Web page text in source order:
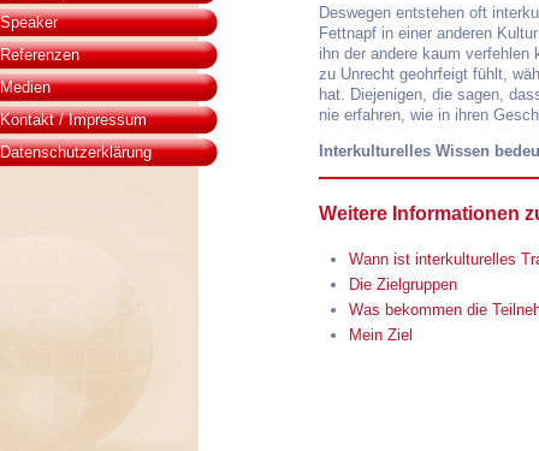
Speaker
Referenzen
Medien
Kontakt / Impressum
Datenschutzerklärung
Deswegen entstehen oft
Fettnapf in einer anderen
ihn der andere kaum
zu Unrecht geohrfeigt fühlt,
hat. Diejenigen, die sagen,
nie erfahren, wie in ihren
Interkulturelles Wissen
Weitere Informationen
Wann ist interkulturelles
Die Zielgruppen
Was bekommen die
Mein Ziel